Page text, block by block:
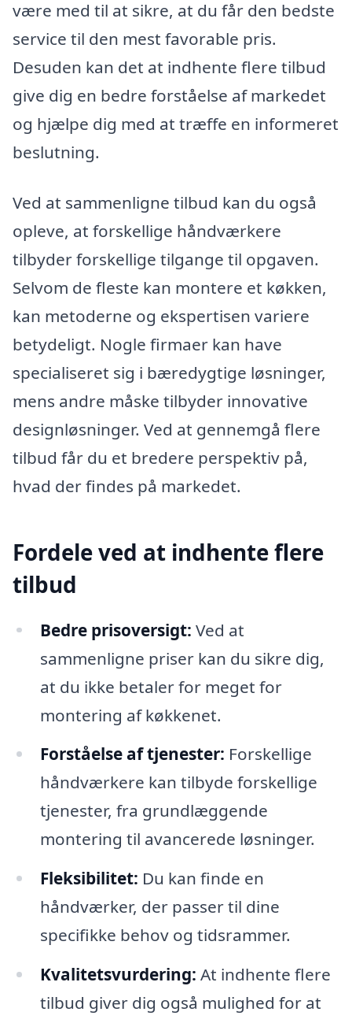
være med til at sikre, at du får den bedste
service til den mest favorable pris.
Desuden kan det at indhente flere tilbud
give dig en bedre forståelse af markedet
og hjælpe dig med at træffe en informeret
beslutning.
Ved at sammenligne tilbud kan du også
opleve, at forskellige håndværkere
tilbyder forskellige tilgange til opgaven.
Selvom de fleste kan montere et køkken,
kan metoderne og ekspertisen variere
betydeligt. Nogle firmaer kan have
specialiseret sig i bæredygtige løsninger,
mens andre måske tilbyder innovative
designløsninger. Ved at gennemgå flere
tilbud får du et bredere perspektiv på,
hvad der findes på markedet.
Fordele ved at indhente flere
tilbud
Bedre prisoversigt: Ved at
sammenligne priser kan du sikre dig,
at du ikke betaler for meget for
montering af køkkenet.
Forståelse af tjenester: Forskellige
håndværkere kan tilbyde forskellige
tjenester, fra grundlæggende
montering til avancerede løsninger.
Fleksibilitet: Du kan finde en
håndværker, der passer til dine
specifikke behov og tidsrammer.
Kvalitetsvurdering: At indhente flere
tilbud giver dig også mulighed for at